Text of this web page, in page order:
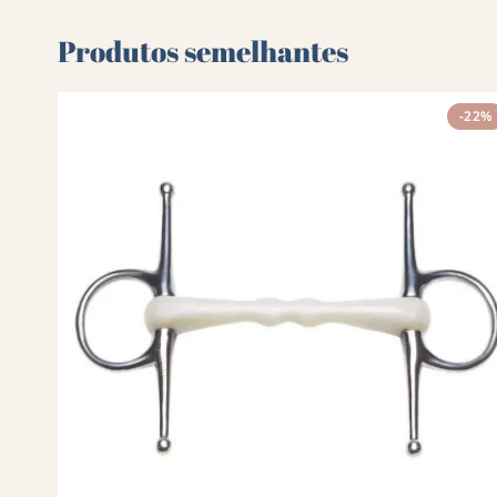
Produtos semelhantes
-22%